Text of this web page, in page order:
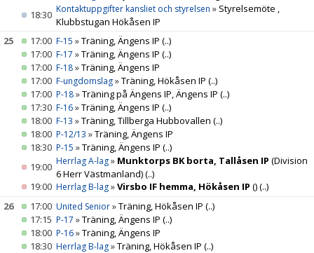
18:30 Kontaktuppgifter kansliet och styrelsen » Styrelsemöte ,
Klubbstugan Hökåsen IP
25
17:00 F-15 »Träning, Ängens IP (..)
17:00 F-17 »Träning, Ängens IP (..)
17:00 F-18»Träning, Ängens IP
17:00 F-ungdomslag»Träning, Hökåsen IP (..)
17:00 P-18»Träning på Ängens IP, Ängens IP (..)
17:30 F-16»Träning, Ängens IP (..)
18:00 F-13 »Träning, Tillberga Hubbovallen (..)
18:00 P-12/13 »Träning, Ängens IP
18:30 P-15 »Träning, Ängens IP (..)
19:00 Herrlag A-lag» Munktorps BK borta, Tallåsen IP (Division
6 Herr Västmanland)(..)
19:00 Herrlag B-lag»Virsbo IF hemma, Hökåsen IP ()(..)
26
17:00 United Senior»Träning, Hökåsen IP (..)
17:15 P-17 »Träning, Ängens IP (..)
18:00 P-16»Träning, Ängens IP
18:30 Herrlag B-lag»Träning, Hökåsen IP (..)